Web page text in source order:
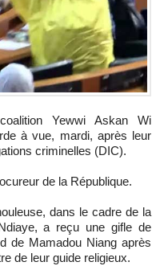
à vue, mardi, après leur
criminelles (DIC).
de la République.
dans le cadre de la
a reçu une gifle de
de Mamadou Niang après
de leur guide religieux.